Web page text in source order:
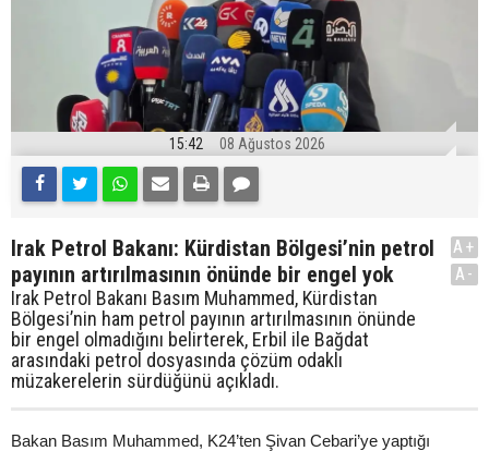
15:42 08 Ağustos 2026
Irak Petrol Bakanı: Kürdistan Bölgesi’nin petrol
payının artırılmasının önünde bir engel yok
Irak Petrol Bakanı Basım Muhammed, Kürdistan
Bölgesi’nin ham petrol payının artırılmasının önünde
bir engel olmadığını belirterek, Erbil ile Bağdat
arasındaki petrol dosyasında çözüm odaklı
müzakerelerin sürdüğünü açıkladı.
A+
A-
Bakan Basım Muhammed, K24’ten Şivan Cebari’ye yaptığı